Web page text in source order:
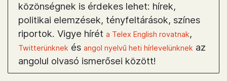
közönségnek is érdekes lehet: hírek,
politikai elemzések, tényfeltárások, színes
riportok. Vigye hírét a Telex English rovatnak,
Twitterünknek és angol nyelvű heti hírlevelünknek az
angolul olvasó ismerősei között!